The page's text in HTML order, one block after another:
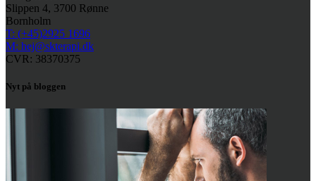
Slippen 4, 3700 Rønne
Bornholm
T: (+45)2925 1696
M: hej@skterapi.dk
CVR: 38370375
Nyt på bloggen